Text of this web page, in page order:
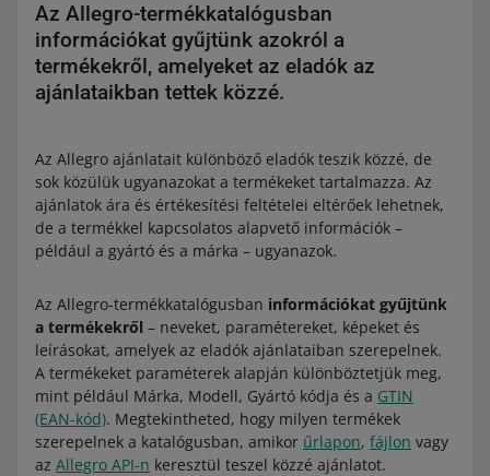
Az Allegro-termékkatalógusban
információkat gyűjtünk azokról a
termékekről, amelyeket az eladók az
ajánlataikban tettek közzé.
Az Allegro ajánlatait különböző eladók teszik közzé, de
sok közülük ugyanazokat a termékeket tartalmazza. Az
ajánlatok ára és értékesítési feltételei eltérőek lehetnek,
de a termékkel kapcsolatos alapvető információk –
például a gyártó és a márka – ugyanazok.
Az Allegro-termékkatalógusban információkat gyűjtünk
a termékekről – neveket, paramétereket, képeket és
leírásokat, amelyek az eladók ajánlataiban szerepelnek.
A termékeket paraméterek alapján különböztetjük meg,
mint például Márka, Modell, Gyártó kódja és a GTIN
(EAN-kód). Megtekintheted, hogy milyen termékek
szerepelnek a katalógusban, amikor űrlapon, fájlon vagy
az Allegro API-n keresztül teszel közzé ajánlatot.